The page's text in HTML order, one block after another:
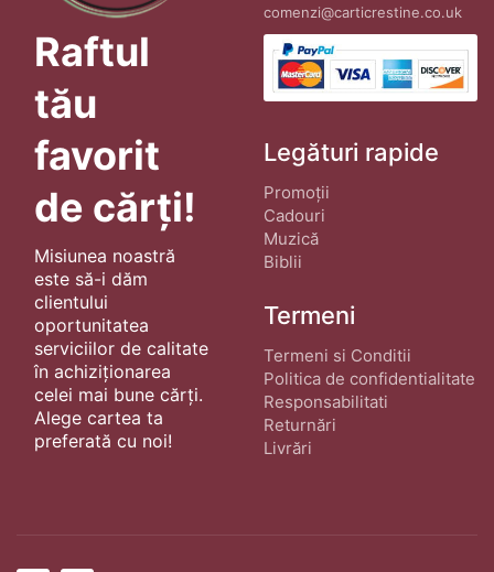
Raftul
tău
favorit
de cărți!
Misiunea noastră
este să-i dăm
clientului
oportunitatea
serviciilor de calitate
în achiziționarea
celei mai bune cărți.
Alege cartea ta
preferată cu noi!
comenzi@carticrestine.co.uk
Legături rapide
Promoții
Cadouri
Muzică
Biblii
Termeni
Termeni si Conditii
Politica de confidentialitate
Responsabilitati
Returnări
Livrări